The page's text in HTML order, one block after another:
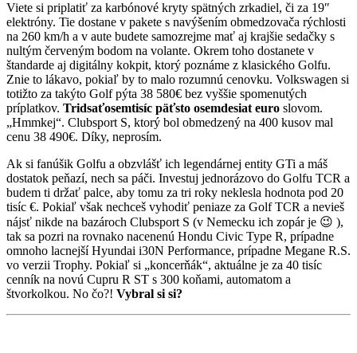
Viete si priplatiť za karbónové kryty spätných zrkadiel, či za 19″
elektróny. Tie dostane v pakete s navýšením obmedzovača rýchlosti
na 260 km/h a v aute budete samozrejme mať aj krajšie sedačky s
nultým červeným bodom na volante. Okrem toho dostanete v
štandarde aj digitálny kokpit, ktorý poznáme z klasického Golfu.
Znie to lákavo, pokiaľ by to malo rozumnú cenovku. Volkswagen si
totižto za takýto Golf pýta 38 580€ bez vyššie spomenutých
príplatkov. Tridsaťosemtisíc päťsto osemdesiat euro slovom.
„Hmmkej“. Clubsport S, ktorý bol obmedzený na 400 kusov mal
cenu 38 490€. Díky, neprosím.
Ak si fanúšik Golfu a obzvlášť ich legendárnej entity GTi a máš
dostatok peňazí, nech sa páči. Investuj jednorázovo do Golfu TCR a
budem ti držať palce, aby tomu za tri roky neklesla hodnota pod 20
tisíc €. Pokiaľ však nechceš vyhodiť peniaze za Golf TCR a nevieš
nájsť nikde na bazároch Clubsport S (v Nemecku ich zopár je 😉 ),
tak sa pozri na rovnako nacenenú Hondu Civic Type R, prípadne
omnoho lacnejší Hyundai i30N Performance, prípadne Megane R.S.
vo verzii Trophy. Pokiaľ si „koncerňák“, aktuálne je za 40 tisíc
cenník na novú Cupru R ST s 300 koňami, automatom a
štvorkolkou. No čo?! Vybral si si?